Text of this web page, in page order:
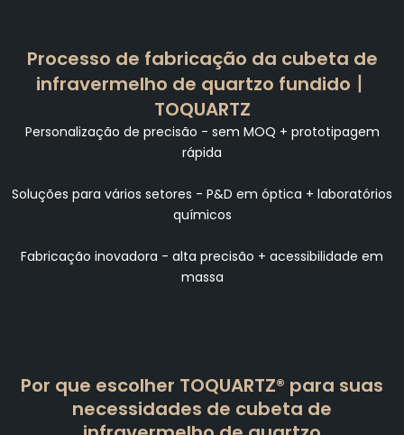
Processo de fabricação da cubeta de
infravermelho de quartzo fundido丨
TOQUARTZ
Personalização de precisão - sem MOQ + prototipagem
rápida
Soluções para vários setores - P&D em óptica + laboratórios
químicos
Fabricação inovadora - alta precisão + acessibilidade em
massa
Por que escolher TOQUARTZ® para suas
necessidades de cubeta de